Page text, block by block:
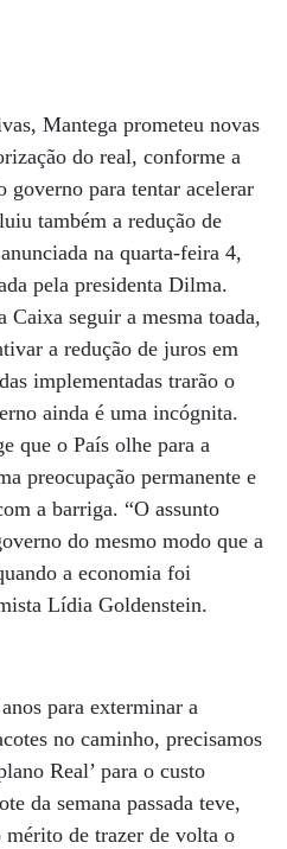
Mantega prometeu novas
do real, conforme a
governo para tentar acelerar
também a redução de
na quarta-feira 4,
pela presidenta Dilma.
Caixa seguir a mesma toada,
a redução de juros em
implementadas trarão o
ainda é uma incógnita.
que o País olhe para a
preocupação permanente e
a barriga. “O assunto
do mesmo modo que a
a economia foi
Lídia Goldenstein.
para exterminar a
no caminho, precisamos
Real’ para o custo
da semana passada teve,
de trazer de volta o